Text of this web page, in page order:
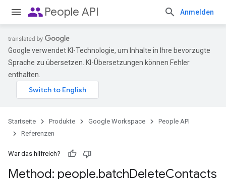
peoplePeople API Anmelden
Google verwendet KI-Technologie, um Inhalte in Ihre bevorzugte
Sprache zu übersetzen. KI-Übersetzungen können Fehler
enthalten.
Startseite Produkte Google Workspace
People API
Referenzen
War das hilfreich?
Method: people.batchDeleteContacts